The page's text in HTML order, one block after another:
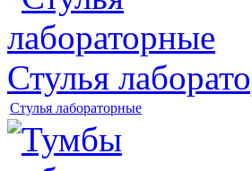
Стулья
Стулья лабораторные